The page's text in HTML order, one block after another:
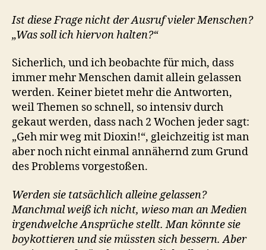
Ist diese Frage nicht der Ausruf vieler Menschen?
„Was soll ich hiervon halten?“
Sicherlich, und ich beobachte für mich, dass
immer mehr Menschen damit allein gelassen
werden. Keiner bietet mehr die Antworten,
weil Themen so schnell, so intensiv durch
gekaut werden, dass nach 2 Wochen jeder sagt:
„Geh mir weg mit Dioxin!“, gleichzeitig ist man
aber noch nicht einmal annähernd zum Grund
des Problems vorgestoßen.
Werden sie tatsächlich alleine gelassen?
Manchmal weiß ich nicht, wieso man an Medien
irgendwelche Ansprüche stellt. Man könnte sie
boykottieren und sie müssten sich bessern. Aber